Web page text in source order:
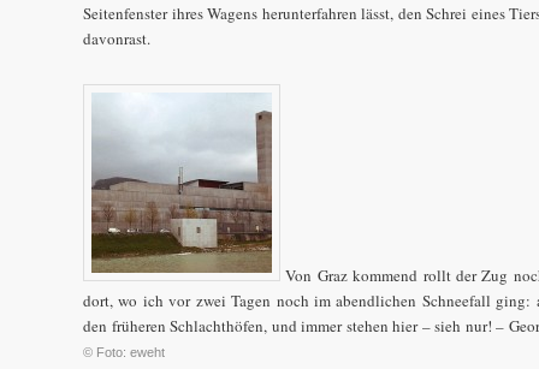
Seitenfenster ihres Wagens herunterfahren lässt, den Schrei eines
davonrast.
Von Graz kommend rollt der Zug
dort, wo ich vor zwei Tagen noch im abendlichen Schneefall ging:
den früheren Schlachthöfen, und immer stehen hier – sieh nur! –
© Foto: eweht